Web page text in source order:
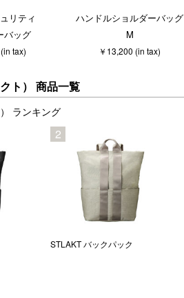
リティ
バッグ
tax)
ハンドルショルダーバッグ
M
￥13,200 (in tax)
ト） 商品一覧
ランキング
2
STLAKT バックパック